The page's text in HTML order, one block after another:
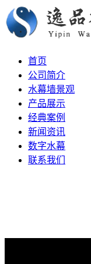
首页
公司简介
水幕墙景观
产品展示
经典案例
新闻资讯
数字水幕
联系我们